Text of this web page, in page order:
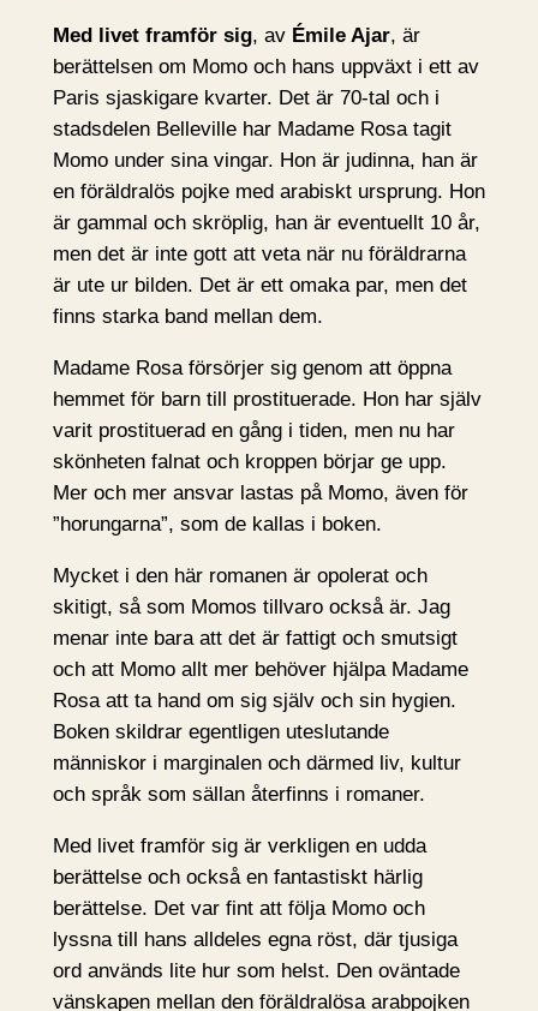
Med livet framför sig, avÉmile Ajar, är
berättelsen om Momo och hans uppväxt i ett av
Paris sjaskigare kvarter. Det är 70-tal och i
stadsdelen Belleville har Madame Rosa tagit
Momo under sina vingar. Hon är judinna, han är
en föräldralös pojke med arabiskt ursprung. Hon
är gammal och skröplig, han är eventuellt 10 år,
men det är inte gott att veta när nu föräldrarna
är ute ur bilden. Det är ett omaka par, men det
finns starka band mellan dem.
Madame Rosa försörjer sig genom att öppna
hemmet för barn till prostituerade. Hon har själv
varit prostituerad en gång i tiden, men nu har
skönheten falnat och kroppen börjar ge upp.
Mer och mer ansvar lastas på Momo, även för
”horungarna”, som de kallas i boken.
Mycket i den här romanen är opolerat och
skitigt, så som Momos tillvaro också är. Jag
menar inte bara att det är fattigt och smutsigt
och att Momo allt mer behöver hjälpa Madame
Rosa att ta hand om sig själv och sin hygien.
Boken skildrar egentligen uteslutande
människor i marginalen och därmed liv, kultur
och språk som sällan återfinns i romaner.
Med livet framför sig är verkligen en udda
berättelse och också en fantastiskt härlig
berättelse. Det var fint att följa Momo och
lyssna till hans alldeles egna röst, där tjusiga
ord används lite hur som helst. Den oväntade
vänskapen mellan den föräldralösa arabpojken